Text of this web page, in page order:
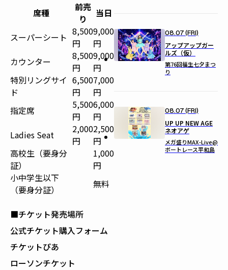
席種
前売
り
当日
スーパーシート 8,500
円
9,000
円
カウンター
8,500
円
9,000
円
特別リングサイ
ド
6,500
円
7,000
円
指定席
5,500
円
6,000
円
Ladies Seat
2,000
円
2,500
円
高校生（要身分
証）
1,000
円
小中学生以下
（要身分証）
無料
■チケット発売場所
公式チケット購入フォーム
チケットぴあ
ローソンチケット
08.07 (FRI)
アップアップガー
ルズ（仮）
第76回福生七夕まつ
り
08.07 (FRI)
UP UP NEW AGE
ネオアゲ
メガ盛りMAX-Live@
ボートレース平和島